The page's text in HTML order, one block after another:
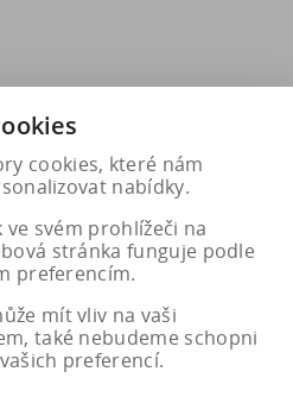
cookies, které nám
nabídky.
svém prohlížeči na
stránka funguje podle
preferencím.
mít vliv na vaši
také nebudeme schopni
preferencí.